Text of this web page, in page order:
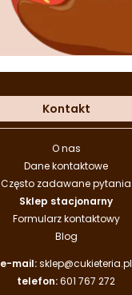
Kontakt
O nas
Dane kontaktowe
Często zadawane pytania
Sklep stacjonarny
Formularz kontaktowy
Blog
e-mail:sklep@cukieteria.pl
telefon:601 767 272